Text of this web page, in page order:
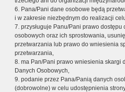
6. Pana/Pani dane osobowe będą
i w zakresie niezbędnym do realizacji
7. przysługuje Panu/Pani prawo dostępu
osobowych oraz ich sprostowania,
przetwarzania lub prawo do wniesienia
przetwarzania,
8. ma Pan/Pani prawo wniesienia skargi
Danych Osobowych,
9. podanie przez Pana/Panią danych
(dobrowolne) w celu udostępnienia